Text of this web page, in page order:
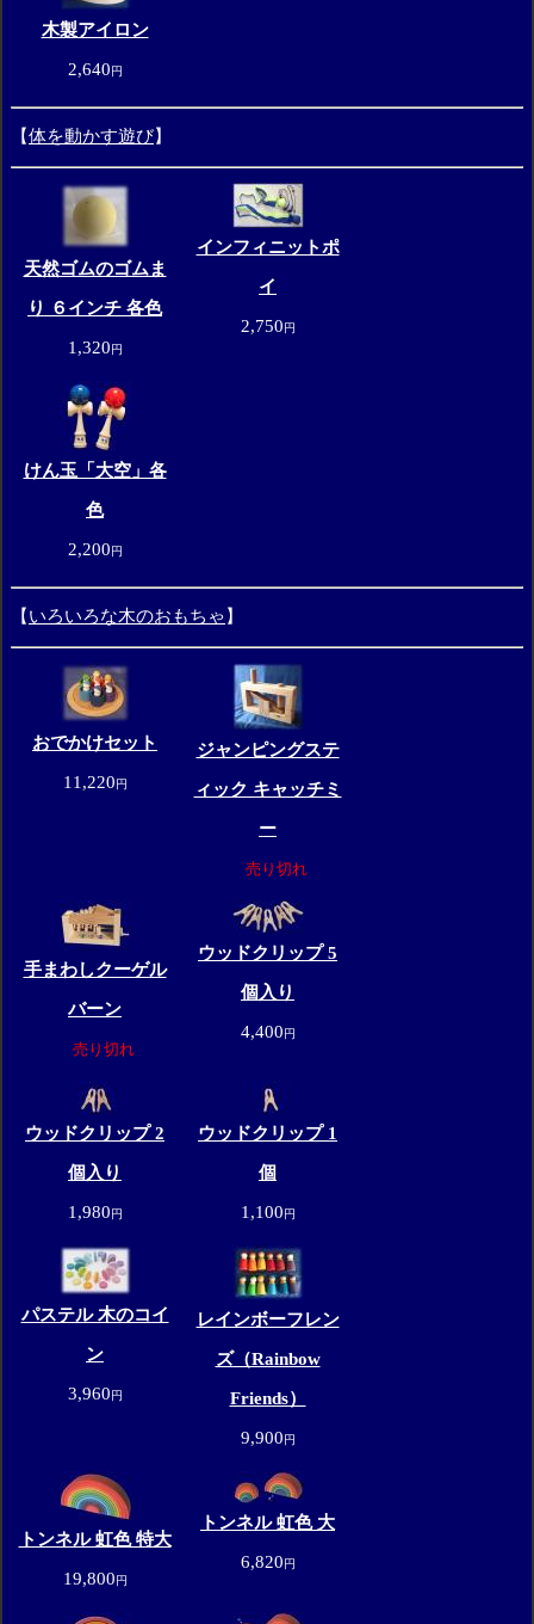
木製アイロン
2,640円
【体を動かす遊び】
天然ゴムのゴムま
り ６インチ 各色
1,320円
インフィニットポ
イ
2,750円
けん玉「大空」各
色
2,200円
【 いろいろな木のおもちゃ 】
おでかけセット
11,220円
ジャンピングステ
ィック キャッチミ
ー
売り切れ
手まわしクーゲル
バーン
売り切れ
ウッドクリップ 5
個入り
4,400円
ウッドクリップ 2
個入り
1,980円
ウッドクリップ 1
個
1,100円
パステル 木のコイ
ン
3,960円
レインボーフレン
ズ（Rainbow
Friends）
9,900円
トンネル 虹色 特大
19,800円
トンネル 虹色 大
6,820円